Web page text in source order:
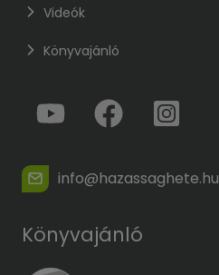
Videók
Könyvajánló
info@hazassaghete.hu
Könyvajánló